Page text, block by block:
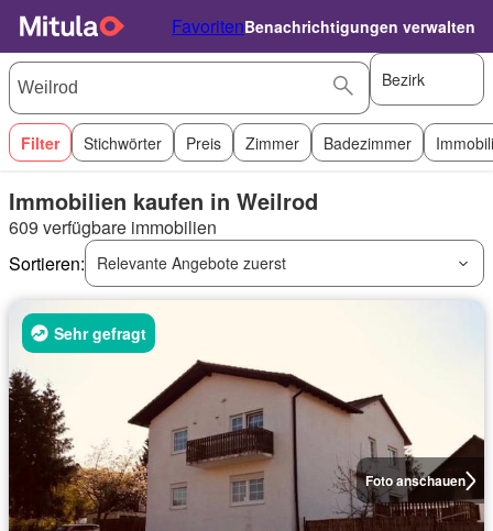
FavoritenBenachrichtigungen verwalten
Bezirk
Filter Stichwörter Preis Zimmer Badezimmer
Immobilien kaufen in Weilrod
609 verfügbare immobilien
Sortieren:
Relevante Angebote zuerst
Foto anschauen
Sehr gefragt